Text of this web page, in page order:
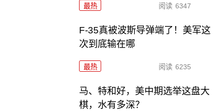
最热 阅读 6347
F-35真被波斯导弹端了！美军这
次到底输在哪
最热 阅读 6235
马、特和好，美中期选举这盘大
棋，水有多深？